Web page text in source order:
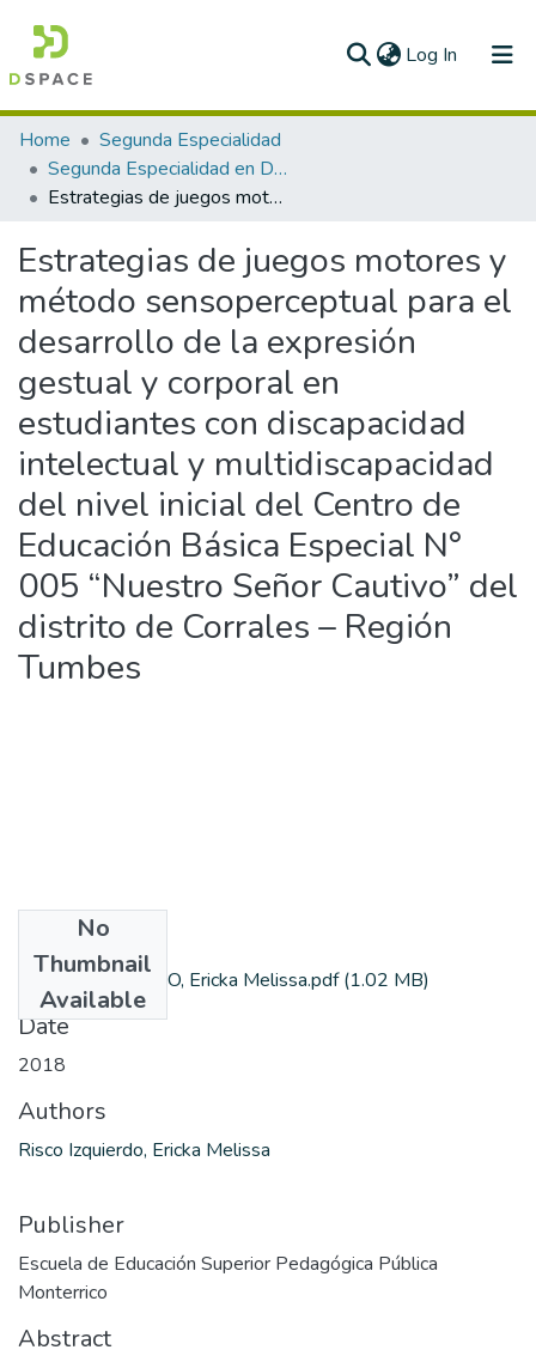
Log In (current)
Communities & Collections
All of DSpace
Home
Segunda Especialidad
Segunda Especialidad en Diversidad e Inclusión educativa de estudiantes con discapacidad
Estrategias de juegos motores y método sensoperceptual para el desarrollo de la expresión gestual y corporal en estudiantes con discapacidad intelectual y multidiscapacidad del nivel inicial del Centro de Educación Básica Especial N° 005 “Nuestro Señor Cautivo” del distrito de Corrales – Región Tumbes
Estrategias de juegos motores y
método sensoperceptual para el
desarrollo de la expresión
gestual y corporal en
estudiantes con discapacidad
intelectual y multidiscapacidad
del nivel inicial del Centro de
Educación Básica Especial N°
005 “Nuestro Señor Cautivo” del
distrito de Corrales – Región
Tumbes
No
Thumbnail
Available
RISCO IZQUIERDO, Ericka Melissa.pdf(1.02 MB)
Date
2018
Authors
Risco Izquierdo, Ericka Melissa
Publisher
Escuela de Educación Superior Pedagógica Pública
Monterrico
Abstract